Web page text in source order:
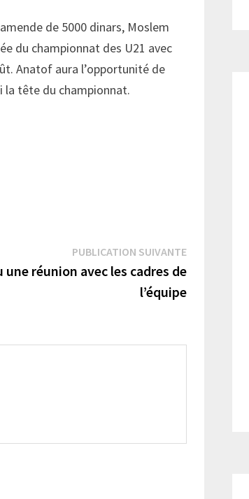
de 5000 dinars, Moslem
du championnat des U21 avec
Anatof aura l’opportunité de
la tête du championnat.
PUBLICATION SUIVANTEPublication
suivante :
une réunion avec les cadres de
l’équipe